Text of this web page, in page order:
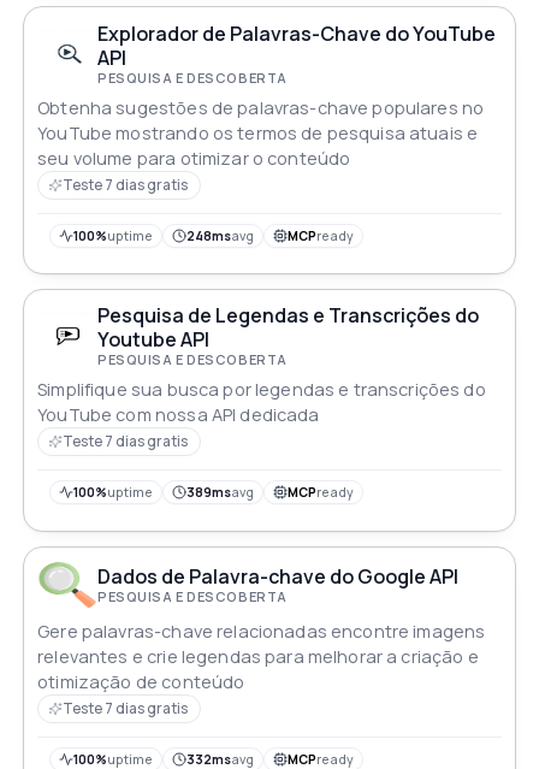
Explorador de Palavras-Chave do YouTube
API
PESQUISA E DESCOBERTA
Obtenha sugestões de palavras-chave populares no
YouTube mostrando os termos de pesquisa atuais e
seu volume para otimizar o conteúdo
Teste 7 dias gratis
100%uptime 248msavg MCPready
Pesquisa de Legendas e Transcrições do
Youtube API
PESQUISA E DESCOBERTA
Simplifique sua busca por legendas e transcrições do
YouTube com nossa API dedicada
Teste 7 dias gratis
100%uptime 389msavg MCPready
Dados de Palavra-chave do Google API
PESQUISA E DESCOBERTA
Gere palavras-chave relacionadas encontre imagens
relevantes e crie legendas para melhorar a criação e
otimização de conteúdo
Teste 7 dias gratis
100%uptime 332msavg MCPready